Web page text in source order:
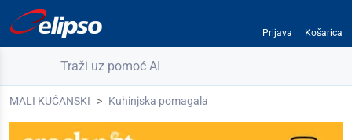
Prijava Košarica
Traži uz pomoć AI
MALI KUĆANSKI Kuhinjska pomagala